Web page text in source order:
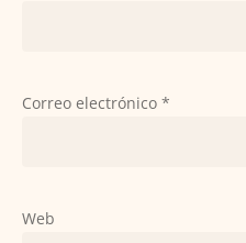
Correo electrónico *
Web